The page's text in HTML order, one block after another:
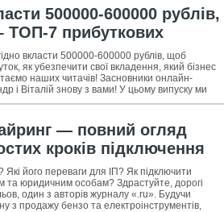
500000-600000 рублів,
ТОП-7 прибуткових
+ наочні приклади
вкласти 500000-600000 рублів, щоб
як убезпечити свої вкладення, який бізнес
наших читачів! Засновники онлайн-
і Віталій знову з вами! У цьому випуску ми
— повний огляд
кроків підключення
поради та
його переваги для ІП? Як підключити
та юридичним особам? Здрастуйте, дорогі
один з авторів журналу «.ru». Будучи
з продажу бензо та електроінструментів,